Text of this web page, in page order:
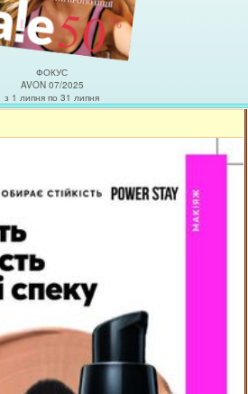
ФОКУС
AVON 07/2025
з 1 липня по 31 липня